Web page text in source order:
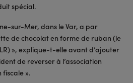
spécial.
sur-Mer, dans le Var, a par
de chocolat en forme de ruban (le
», explique-t-elle avant d’ajouter
de reverser à l’association
fiscale ».